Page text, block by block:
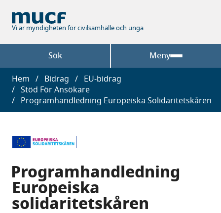
huvudinnehåll
Vi är myndigheten för civilsamhälle och unga
Sök Meny
Länkstig
Hem Bidrag
EU-bidrag
Stöd För Ansökare
Programhandledning Europeiska Solidaritetskåren
Programhandledning
Europeiska
solidaritetskåren